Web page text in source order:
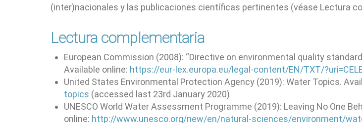
(inter)nacionales y las publicaciones científicas pertinentes (véase Lectura
Lectura complementaria
European Commission (2008): “Directive on environmental quality
Available online: https://eur-lex.europa.eu/legal-content/EN/TXT/
United States Environmental Protection Agency (2019): Water Topics.
topics (accessed last 23rd January 2020)
UNESCO World Water Assessment Programme (2019): Leaving No One
online: http://www.unesco.org/new/en/natural-sciences/environment/